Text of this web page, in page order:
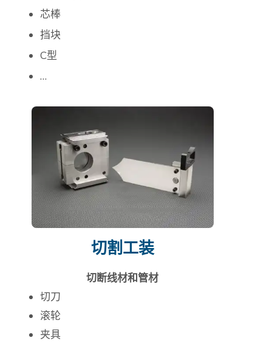
芯棒
挡块
C型
…
切割工装
切断线材和管材
切刀
滚轮
夹具